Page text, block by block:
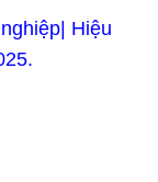
Hiệu